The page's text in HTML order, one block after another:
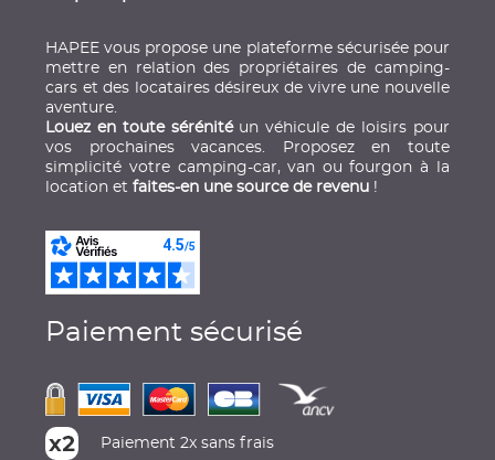
HAPEE vous propose une plateforme sécurisée pour
mettre en relation des propriétaires de camping-
cars et des locataires désireux de vivre une nouvelle
aventure.
Louez en toute sérénitéun véhicule de loisirs pour
vos prochaines vacances. Proposez en toute
simplicité votre camping-car, van ou fourgon à la
location etfaites-en une source de revenu !
Paiement sécurisé
Paiement 2x sans frais